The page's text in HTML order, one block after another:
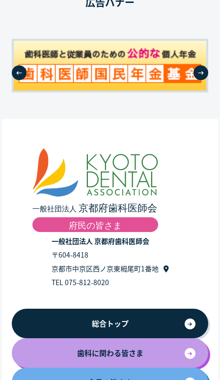
一般社団法人 京都府歯科医師会
〒604-8418
京都市中京区西ノ京東栂尾町1番地
TEL 075-812-8020
総合トップ
歯科に関わる皆さま